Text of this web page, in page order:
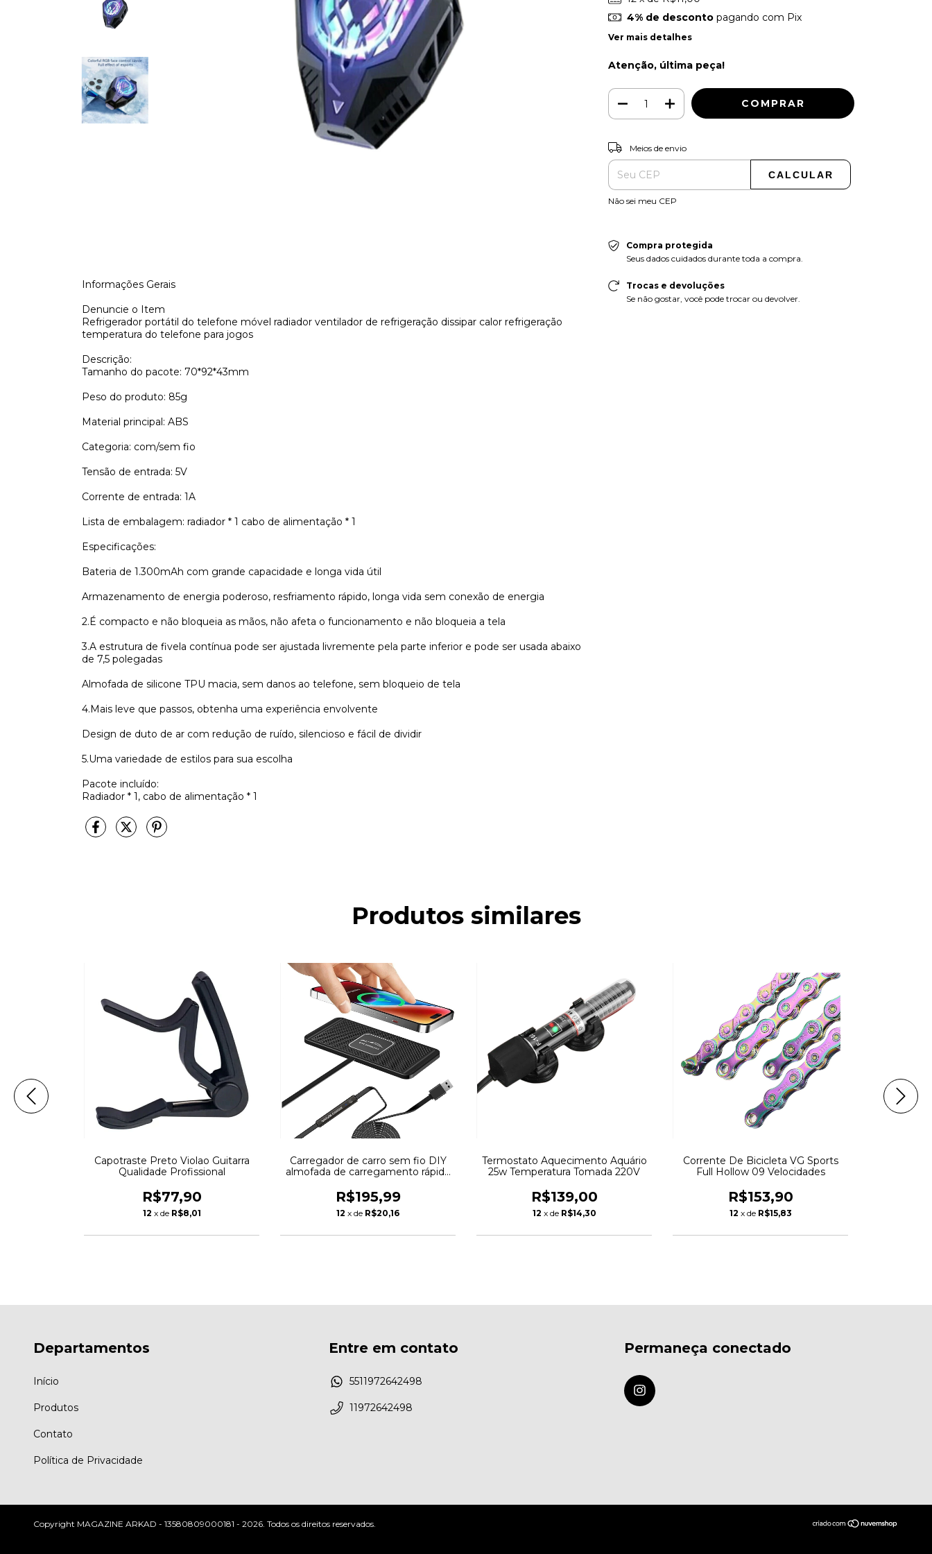
Informações Gerais
Denuncie o Item
Refrigerador portátil do telefone móvel radiador ventilador de refrigeração dissipar calor refrigeração
temperatura do telefone para jogos
Descrição:
Tamanho do pacote: 70*92*43mm
Peso do produto: 85g
Material principal: ABS
Categoria: com/sem fio
Tensão de entrada: 5V
Corrente de entrada: 1A
Lista de embalagem: radiador * 1 cabo de alimentação * 1
Especificações:
Bateria de 1.300mAh com grande capacidade e longa vida útil
Armazenamento de energia poderoso, resfriamento rápido, longa vida sem conexão de energia
2.É compacto e não bloqueia as mãos, não afeta o funcionamento e não bloqueia a tela
3.A estrutura de fivela contínua pode ser ajustada livremente pela parte inferior e pode ser usada abaixo
de 7,5 polegadas
Almofada de silicone TPU macia, sem danos ao telefone, sem bloqueio de tela
4.Mais leve que passos, obtenha uma experiência envolvente
Design de duto de ar com redução de ruído, silencioso e fácil de dividir
5.Uma variedade de estilos para sua escolha
Pacote incluído:
Radiador * 1, cabo de alimentação * 1
4% de descontopagando com Pix
Ver mais detalhes
Atenção, última peça!
Entregas para o CEP:
Meios de envio
CALCULAR
Não sei meu CEP
Compra protegida
Seus dados cuidados durante toda a compra.
Trocas e devoluções
Se não gostar, você pode trocar ou devolver.
Produtos similares
Capotraste Preto Violao Guitarra
Qualidade Profissional
R$77,90
12 x de R$8,01
Carregador de carro sem fio DIY
almofada de carregamento rápido
adaptador de carregamento r
R$195,99
12 x de R$20,16
Termostato Aquecimento Aquário
25w Temperatura Tomada 220V
R$139,00
12 x de R$14,30
Corrente De Bicicleta VG Sports
Full Hollow 09 Velocidades
R$153,90
12 x de R$15,83
Departamentos
Início
Produtos
Contato
Política de Privacidade
Entre em contato
5511972642498
11972642498
Permaneça conectado
Copyright MAGAZINE ARKAD - 13580809000181 - 2026. Todos os direitos reservados.